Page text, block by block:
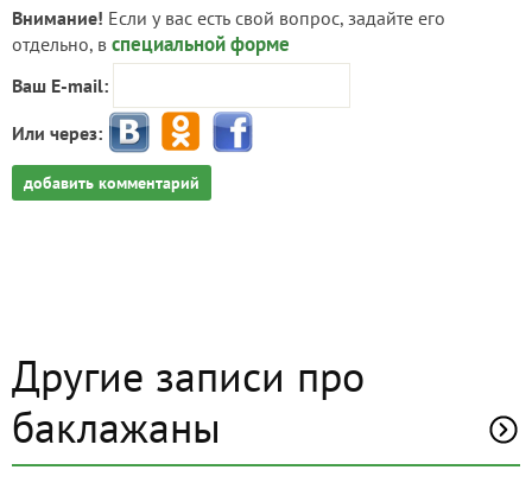
Внимание! Если у вас есть свой вопрос, задайте его
отдельно, в специальной форме
Ваш E-mail:
Или через:
добавить комментарий
Другие записи про
баклажаны